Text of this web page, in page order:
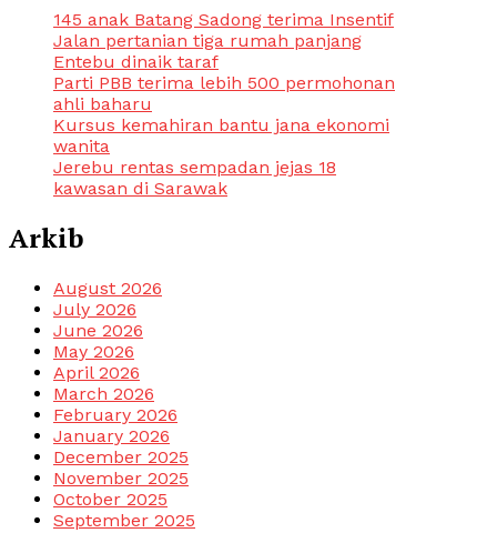
145 anak Batang Sadong terima Insentif
Jalan pertanian tiga rumah panjang
Entebu dinaik taraf
Parti PBB terima lebih 500 permohonan
ahli baharu
Kursus kemahiran bantu jana ekonomi
wanita
Jerebu rentas sempadan jejas 18
kawasan di Sarawak
Arkib
August 2026
July 2026
June 2026
May 2026
April 2026
March 2026
February 2026
January 2026
December 2025
November 2025
October 2025
September 2025